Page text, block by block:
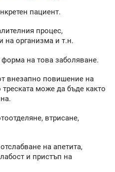
пациент.
процес,
на организма и т.н.
на това заболяване.
внезапно повишение на
треската може да бъде както
втрисане,
на апетита,
и пристъп на